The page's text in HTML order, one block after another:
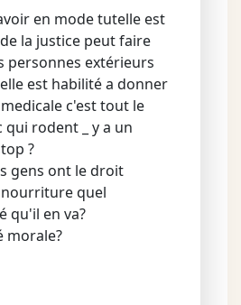
en mode tutelle est
la justice peut faire
personnes extérieurs
est habilité a donner
c'est tout le
qui rodent _ y a un
?
gens ont le droit
quel
qu'il en va?
morale?